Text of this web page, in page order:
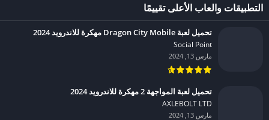
التطبيقات والعاب الأعلى تقييمًا
تحميل لعبة Dragon City Mobile مهكرة للاندرويد 2024
Social Point‏
مارس 13, 2024
تحميل لعبة المواجهة 2 مهكرة للاندرويد 2024
AXLEBOLT LTD‏
مارس 13, 2024